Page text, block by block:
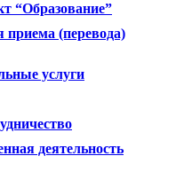
“Образование”
приема (перевода)
услуги
деятельность